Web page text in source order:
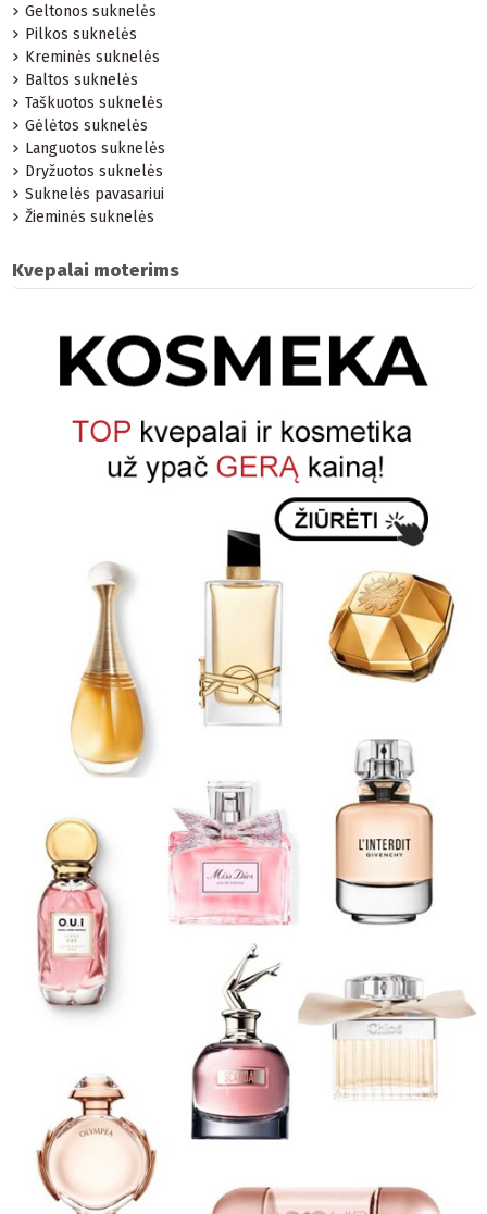
Geltonos suknelės
Pilkos suknelės
Kreminės suknelės
Baltos suknelės
Taškuotos suknelės
Gėlėtos suknelės
Languotos suknelės
Dryžuotos suknelės
Suknelės pavasariui
Žieminės suknelės
Kvepalai moterims